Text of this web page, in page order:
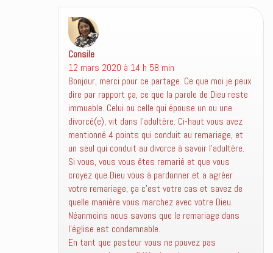
Consile
12 mars 2020 à 14 h 58 min
Bonjour, merci pour ce partage. Ce que moi je peux
dire par rapport ça, ce que la parole de Dieu reste
immuable. Celui ou celle qui épouse un ou une
divorcé(e), vit dans l’adultère. Ci-haut vous avez
mentionné 4 points qui conduit au remariage, et
un seul qui conduit au divorce à savoir l’adultère.
Si vous, vous vous êtes remarié et que vous
croyez que Dieu vous à pardonner et a agréer
votre remariage, ça c’est votre cas et savez de
quelle manière vous marchez avec votre Dieu.
Néanmoins nous savons que le remariage dans
l’église est condamnable.
En tant que pasteur vous ne pouvez pas